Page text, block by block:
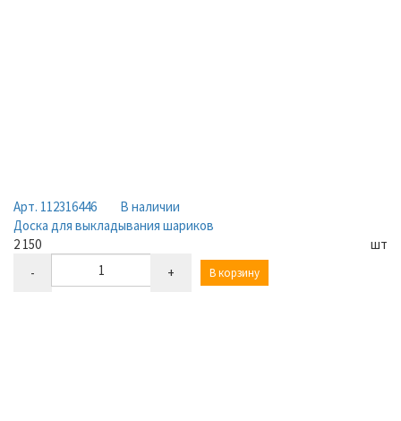
Арт. 112316446
В наличии
Доска для выкладывания шариков
2 150
шт
-
+ В корзину